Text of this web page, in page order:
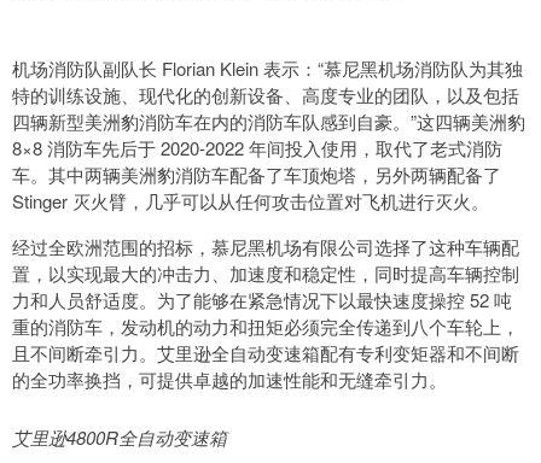
机场消防队副队长 Florian Klein 表示：“慕尼黑机场消防队为其独
特的训练设施、现代化的创新设备、高度专业的团队，以及包括
四辆新型美洲豹消防车在内的消防车队感到自豪。”这四辆美洲豹
8×8 消防车先后于 2020-2022 年间投入使用，取代了老式消防
车。其中两辆美洲豹消防车配备了车顶炮塔，另外两辆配备了
Stinger 灭火臂，几乎可以从任何攻击位置对飞机进行灭火。
经过全欧洲范围的招标，慕尼黑机场有限公司选择了这种车辆配
置，以实现最大的冲击力、加速度和稳定性，同时提高车辆控制
力和人员舒适度。为了能够在紧急情况下以最快速度操控 52 吨
重的消防车，发动机的动力和扭矩必须完全传递到八个车轮上，
且不间断牵引力。艾里逊全自动变速箱配有专利变矩器和不间断
的全功率换挡，可提供卓越的加速性能和无缝牵引力。
艾里逊4800R全自动变速箱